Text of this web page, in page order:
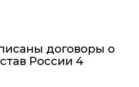
договоры о
России 4